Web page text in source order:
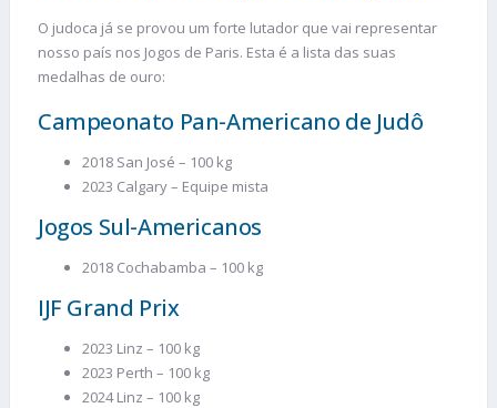
O judoca já se provou um forte lutador que vai representar
nosso país nos Jogos de Paris. Esta é a lista das suas
medalhas de ouro:
Campeonato Pan-Americano de Judô
2018 San José – 100 kg
2023 Calgary – Equipe mista
Jogos Sul-Americanos
2018 Cochabamba – 100 kg
IJF Grand Prix
2023 Linz – 100 kg
2023 Perth – 100 kg
2024 Linz – 100 kg